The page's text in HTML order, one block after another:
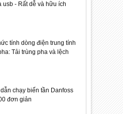
usb - Rất dễ và hữu ích
tính dòng điện trung tính
Tải trùng pha và lệch
chạy biến tần Danfoss
đơn giản